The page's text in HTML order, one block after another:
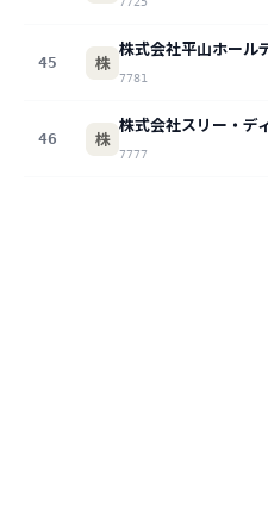
45 株
7781
46 株
7777